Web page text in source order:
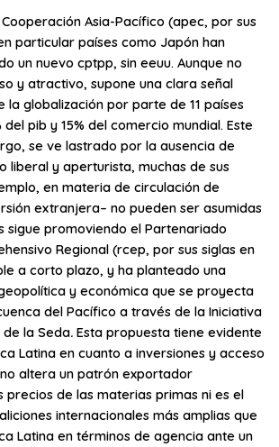
Asia-Pacífico (apec, por sus
particular países como Japón han
un nuevo cptpp, sin eeuu. Aunque no
y atractivo, supone una clara señal
la globalización por parte de 11 países
del pib y 15% del comercio mundial. Este
se ve lastrado por la ausencia de
liberal y aperturista, muchas de sus
en materia de circulación de
extranjera– no pueden ser asumidas
sigue promoviendo el Partenariado
Regional (rcep, por sus siglas en
a corto plazo, y ha planteado una
y económica que se proyecta
del Pacífico a través de la Iniciativa
de la Seda. Esta propuesta tiene evidente
Latina en cuanto a inversiones y acceso
altera un patrón exportador
precios de las materias primas ni es el
internacionales más amplias que
Latina en términos de agencia ante un